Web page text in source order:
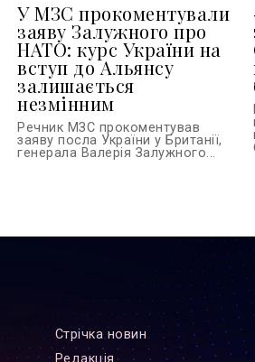
У МЗС прокоментували
заяву Залужного про
НАТО: курс України на
вступ до Альянсу
залишається
незмінним
Речник МЗС прокоментував
заяву посла України у Британії,
генерала Валерія Залужного...
Стрiчка новин
Редакцiя